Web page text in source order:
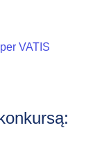
VATIS